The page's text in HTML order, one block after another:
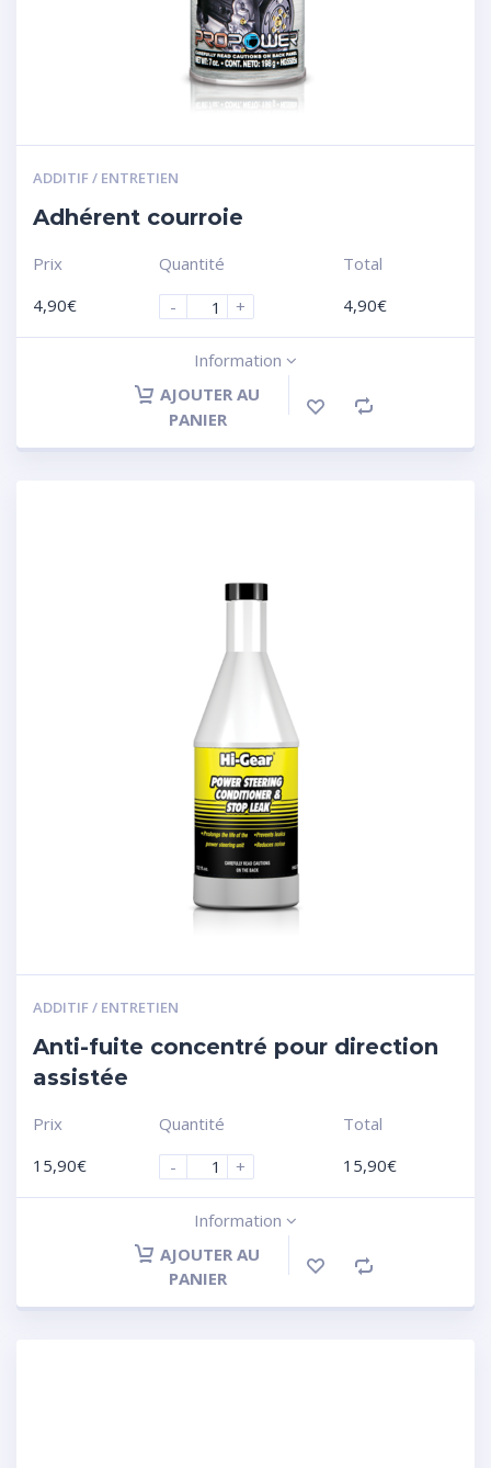
ADDITIF / ENTRETIEN
Adhérent courroie
Prix
4,90€
Quantité
-
+
Total
4,90€
Information
AJOUTER AU
PANIER
ADDITIF / ENTRETIEN
Anti-fuite concentré pour direction
assistée
Prix
15,90€
Quantité
-
+
Total
15,90€
Information
AJOUTER AU
PANIER